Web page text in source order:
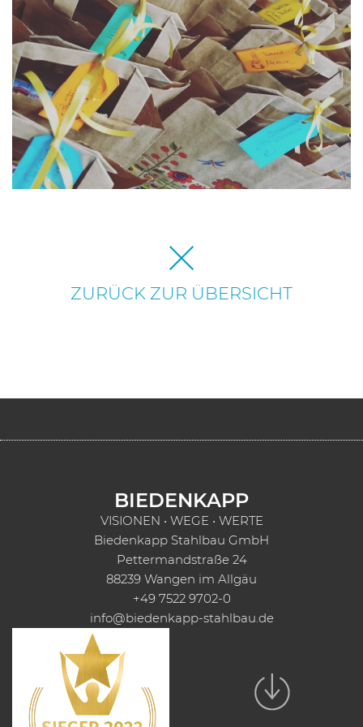
ZURÜCK ZUR ÜBERSICHT
BIEDENKAPP
VISIONEN • WEGE • WERTE
Biedenkapp Stahlbau GmbH
Pettermandstraße 24
88239 Wangen im Allgäu
+49 7522 9702-0
info@biedenkapp-stahlbau.de